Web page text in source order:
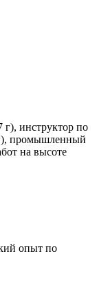
г), инструктор по
промышленный
на высоте
опыт по